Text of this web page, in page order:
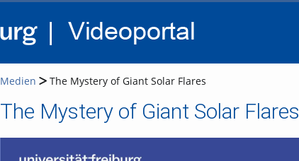
Medien The Mystery of Giant Solar Flares
The Mystery of Giant Solar Flares